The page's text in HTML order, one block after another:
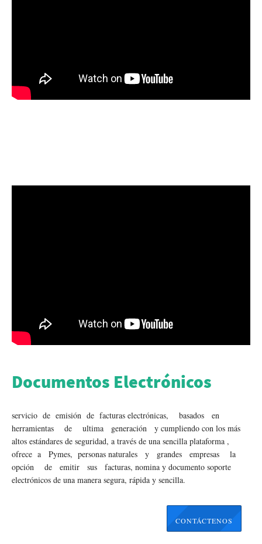
Documentos Electrónicos
servicio de emisión de facturas electrónicas, basados en
herramientas de ultima generación y cumpliendo con los más
altos estándares de seguridad, a través de una sencilla plataforma ,
ofrece a Pymes, personas naturales y grandes empresas la
opción de emitir sus facturas, nomina y documento soporte
electrónicos de una manera segura, rápida y sencilla.
CONTÁCTENOS